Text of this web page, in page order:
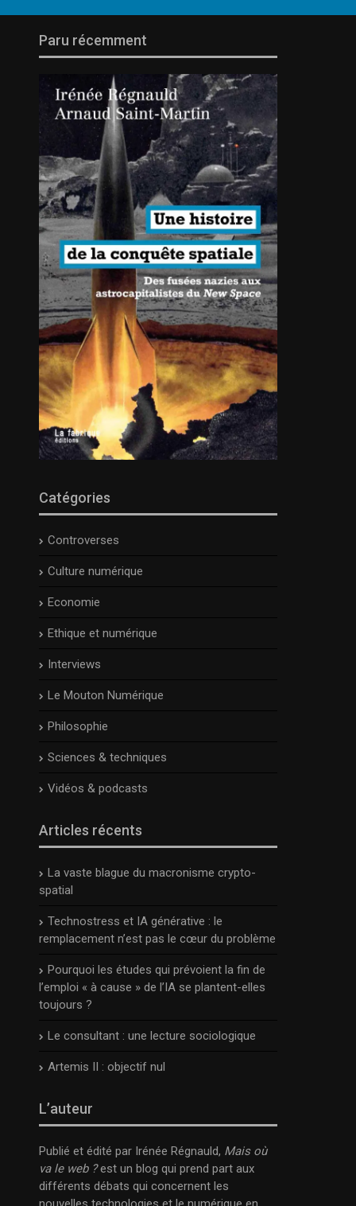
Paru récemment
Catégories
Controverses
Culture numérique
Economie
Ethique et numérique
Interviews
Le Mouton Numérique
Philosophie
Sciences & techniques
Vidéos & podcasts
Articles récents
La vaste blague du macronisme crypto-
spatial
Technostress et IA générative : le
remplacement n’est pas le cœur du problème
Pourquoi les études qui prévoient la fin de
l’emploi « à cause » de l’IA se plantent-elles
toujours ?
Le consultant : une lecture sociologique
Artemis II : objectif nul
L’auteur
Publié et édité par Irénée Régnauld, Mais où
va le web ?est un blog qui prend part aux
différents débats qui concernent les